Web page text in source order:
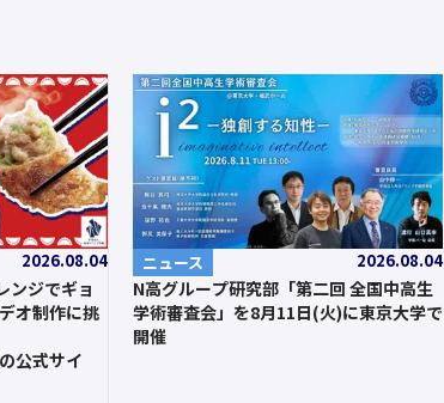
2026.08.04
ンジでギョ
オ制作に挑
公式サイ
ニュース 2026.08.04
N高グループ研究部「第二回 全国中高生
学術審査会」を8月11日(火)に東京大学で
開催